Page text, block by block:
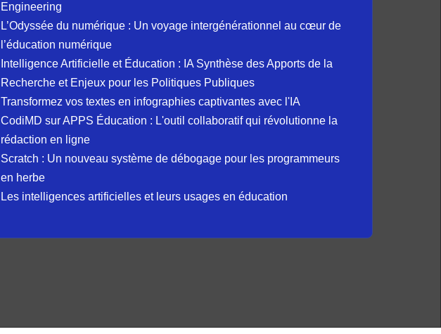
Engineering
L’Odyssée du numérique : Un voyage intergénérationnel au cœur de
l’éducation numérique
Intelligence Artificielle et Éducation : IA Synthèse des Apports de la
Recherche et Enjeux pour les Politiques Publiques
Transformez vos textes en infographies captivantes avec l'IA
CodiMD sur APPS Éducation : L'outil collaboratif qui révolutionne la
rédaction en ligne
Scratch : Un nouveau système de débogage pour les programmeurs
en herbe
Les intelligences artificielles et leurs usages en éducation